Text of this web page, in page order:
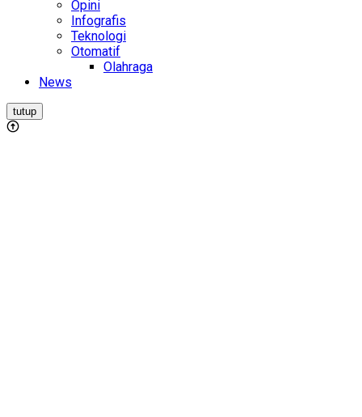
Opini
Infografis
Teknologi
Otomatif
Olahraga
News
tutup